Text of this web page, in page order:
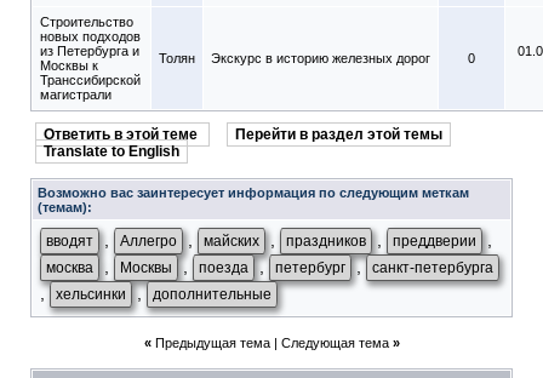
Строительство
новых подходов
из Петербурга и
Москвы к
Транссибирской
магистрали
Толян Экскурс в историю железных дорог 0
Ответить в этой теме
Перейти в раздел этой темы
Translate to English
Возможно вас заинтересует информация по следующим меткам
(темам):
вводят Аллегро майских праздников преддверии
москва Москвы поезда , петербург , санкт-петербурга
, хельсинки , дополнительные
« Предыдущая тема| Следующая тема »